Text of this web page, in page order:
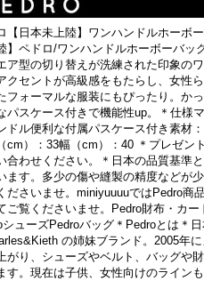
【日本未上陸】ワンハンドルホーボ
】ペドロ/ワンハンドルホーボーバッ
ア型の切り替えが洗練された印象の
クセントが高級感をもたらし、女性
フォーマルな服装にもぴったり。か
パスケース付きで機能性up。＊仕様
ドル便利な付属パスケース付き素材
cm）：33幅（cm）：40 ＊プレゼン
合わせください。＊日本の品質基準
ます。多少の傷や縫製の精度などが
ださいませ。miniyuuuuではPedro商
ご覧くださいませ。Pedro財布・カ
シューズPedroバッグ＊Pedroとは＊
の姉妹ブランド。2005年
がり、シューズやベルト、バッグや
す。現在は子供、女性向けのライン